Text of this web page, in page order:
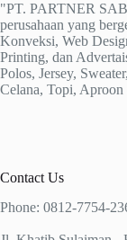
"PT. PARTNER
perusahaan yang
Konveksi, Web
Printing, dan
Polos, Jersey,
Celana, Topi, Aproon
Contact Us
Phone: 0812-7754-